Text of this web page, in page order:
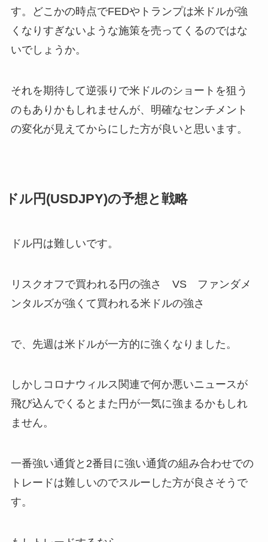
す。どこかの時点でFEDやトランプは米ドルが強
くなりすぎないような施策を売ってくるのではな
いでしょうか。
それを期待して逆張りで米ドルのショートを狙う
のもありかもしれませんが、明確なセンチメント
の変化が見えてからにした方が良いと思います。
ドル円(USDJPY)の予想と戦略
ドル円は難しいです。
リスクオフで買われる円の強さ VS ファンダメ
ンタルズが強くて買われる米ドルの強さ
で、先週は米ドルが一方的に強くなりました。
しかしコロナウィルス関連で何か悪いニュースが
飛び込んでくるとまた円が一気に強まるかもしれ
ません。
一番強い通貨と2番目に強い通貨の組み合わせでの
トレードは難しいのでスルーした方が良さそうで
す。